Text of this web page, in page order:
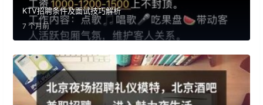
KTV招聘条件及面试技巧解析
7 个月前